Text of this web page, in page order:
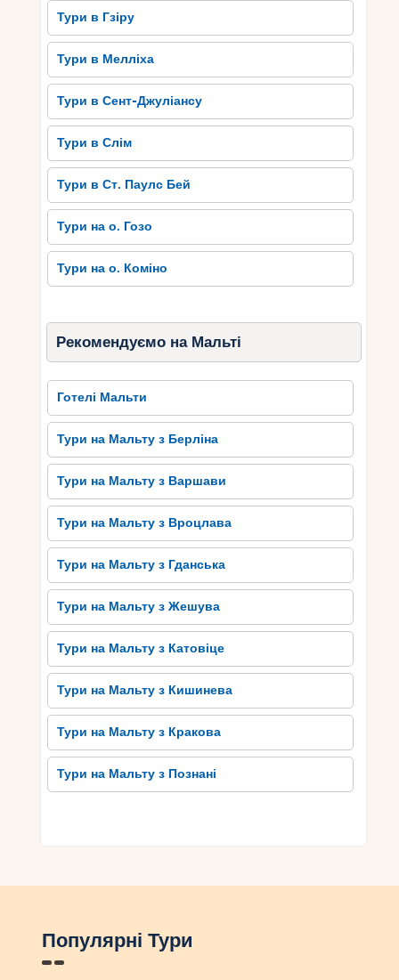
Тури в Гзіру
Тури в Мелліха
Тури в Сент-Джуліансу
Тури в Слім
Тури в Ст. Паулс Бей
Тури на о. Гозо
Тури на о. Коміно
Рекомендуємо на Мальті
Готелі Мальти
Тури на Мальту з Берліна
Тури на Мальту з Варшави
Тури на Мальту з Вроцлава
Тури на Мальту з Гданська
Тури на Мальту з Жешува
Тури на Мальту з Катовіце
Тури на Мальту з Кишинева
Тури на Мальту з Кракова
Тури на Мальту з Познані
Популярні Тури